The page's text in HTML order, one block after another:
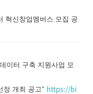
혁신창업멤버스 모집 공
이터 구축 지원사업 모
정 개최 공고" https://bi